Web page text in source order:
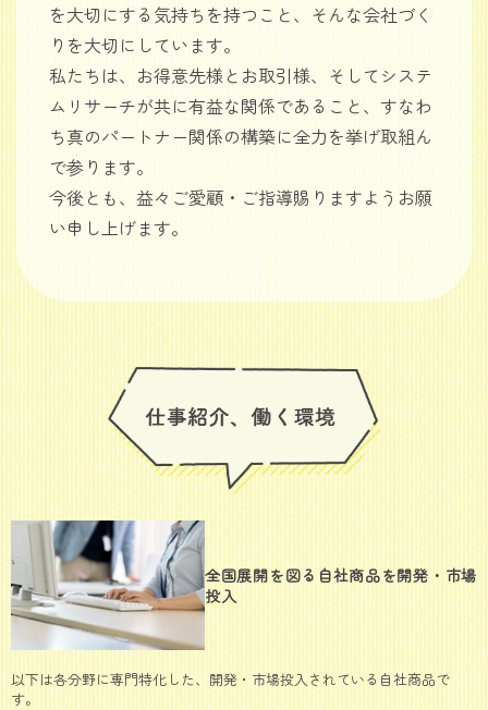
を大切にする気持ちを持つこと、そんな会社づく
りを大切にしています。
私たちは、お得意先様とお取引様、そしてシステ
ムリサーチが共に有益な関係であること、すなわ
ち真のパートナー関係の構築に全力を挙げ取組ん
で参ります。
今後とも、益々ご愛顧・ご指導賜りますようお願
い申し上げます。
全国展開を図る自社商品を開発・市場
投入
以下は各分野に専門特化した、開発・市場投入されている自社商品で
す。